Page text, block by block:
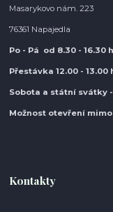
Masarykovo nám. 223
76361 Napajedla
Po - Pá od 8.30 - 16.30
Přestávka 12.00 - 13.00
Sobota a státní svátky
Možnost otevření
Kontakty